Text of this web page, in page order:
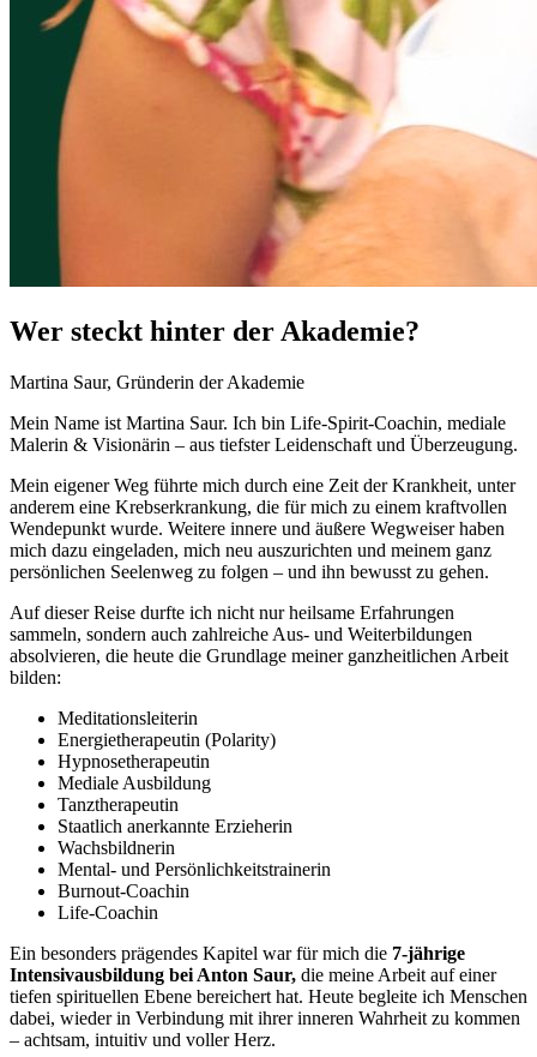
Wer steckt hinter der Akademie?
Martina Saur, Gründerin der Akademie
Mein Name ist Martina Saur. Ich bin Life-Spirit-Coachin, mediale
Malerin & Visionärin – aus tiefster Leidenschaft und Überzeugung.
Mein eigener Weg führte mich durch eine Zeit der Krankheit, unter
anderem eine Krebserkrankung, die für mich zu einem kraftvollen
Wendepunkt wurde. Weitere innere und äußere Wegweiser haben
mich dazu eingeladen, mich neu auszurichten und meinem ganz
persönlichen Seelenweg zu folgen – und ihn bewusst zu gehen.
Auf dieser Reise durfte ich nicht nur heilsame Erfahrungen
sammeln, sondern auch zahlreiche Aus- und Weiterbildungen
absolvieren, die heute die Grundlage meiner ganzheitlichen Arbeit
bilden:
Meditationsleiterin
Energietherapeutin (Polarity)
Hypnosetherapeutin
Mediale Ausbildung
Tanztherapeutin
Staatlich anerkannte Erzieherin
Wachsbildnerin
Mental- und Persönlichkeitstrainerin
Burnout-Coachin
Life-Coachin
Ein besonders prägendes Kapitel war für mich die 7-jährige
Intensivausbildung bei Anton Saur, die meine Arbeit auf einer
tiefen spirituellen Ebene bereichert hat. Heute begleite ich Menschen
dabei, wieder in Verbindung mit ihrer inneren Wahrheit zu kommen
– achtsam, intuitiv und voller Herz.